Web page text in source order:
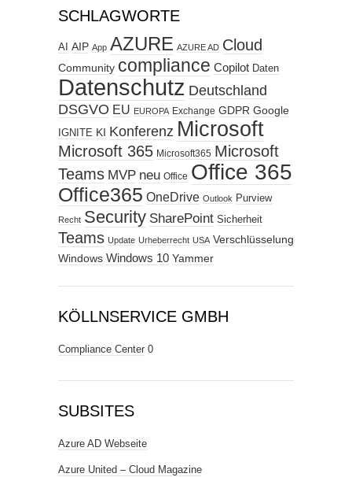
SCHLAGWORTE
AI AIP App AZURE AZURE AD Cloud
Community compliance Copilot Daten
Datenschutz Deutschland
DSGVO EU EUROPA Exchange GDPR Google
IGNITE KI Konferenz Microsoft
Microsoft 365 Microsoft365 Microsoft
Teams MVP neu Office Office 365
Office365 OneDrive Outlook Purview
Recht Security SharePoint Sicherheit
Teams Update Urheberrecht USA Verschlüsselung
Windows Windows 10 Yammer
KÖLLNSERVICE GMBH
Compliance Center 0
SUBSITES
Azure AD Webseite
Azure United – Cloud Magazine